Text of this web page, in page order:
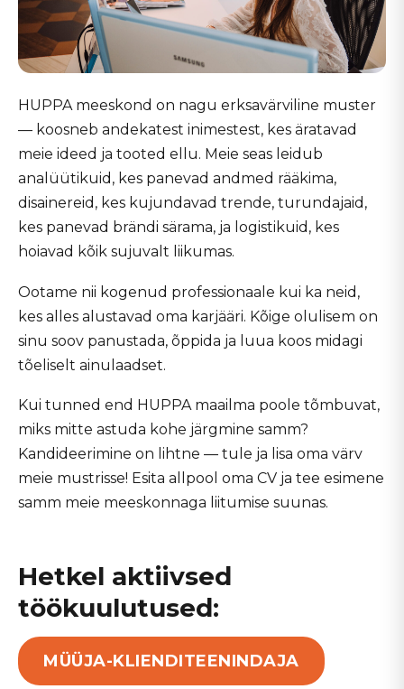
HUPPA meeskond on nagu erksavärviline muster
— koosneb andekatest inimestest, kes äratavad
meie ideed ja tooted ellu. Meie seas leidub
analüütikuid, kes panevad andmed rääkima,
disainereid, kes kujundavad trende, turundajaid,
kes panevad brändi särama, ja logistikuid, kes
hoiavad kõik sujuvalt liikumas.
Ootame nii kogenud professionaale kui ka neid,
kes alles alustavad oma karjääri. Kõige olulisem on
sinu soov panustada, õppida ja luua koos midagi
tõeliselt ainulaadset.
Kui tunned end HUPPA maailma poole tõmbuvat,
miks mitte astuda kohe järgmine samm?
Kandideerimine on lihtne — tule ja lisa oma värv
meie mustrisse! Esita allpool oma CV ja tee esimene
samm meie meeskonnaga liitumise suunas.
Hetkel aktiivsed
töökuulutused:
MÜÜJA-KLIENDITEENINDAJA